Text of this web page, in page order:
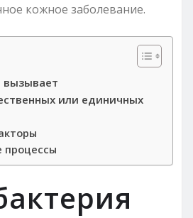
кожное заболевание.
вызывает
или единичных
процессы